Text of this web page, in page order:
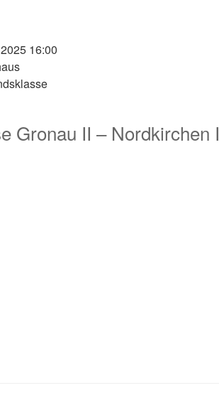
16:00
Gronau II – Nordkirchen I